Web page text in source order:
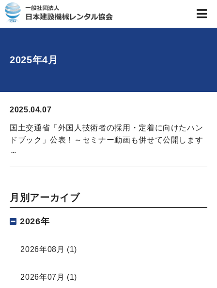
2025年4月
2025.04.07
国土交通省「外国人技術者の採用・定着に向けたハン
ドブック」公表！～セミナー動画も併せて公開します
～
月別アーカイブ
2026年
2026年08月 (1)
2026年07月 (1)